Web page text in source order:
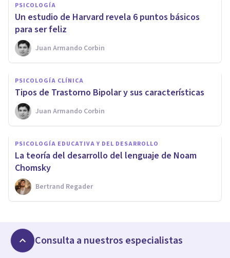
PSICOLOGÍA
​Un estudio de Harvard revela 6 puntos básicos
para ser feliz
Juan Armando Corbin
PSICOLOGÍA CLÍNICA
​Tipos de Trastorno Bipolar y sus características
Juan Armando Corbin
PSICOLOGÍA EDUCATIVA Y DEL DESARROLLO
La teoría del desarrollo del lenguaje de Noam
Chomsky
Bertrand Regader
Consulta a nuestros especialistas